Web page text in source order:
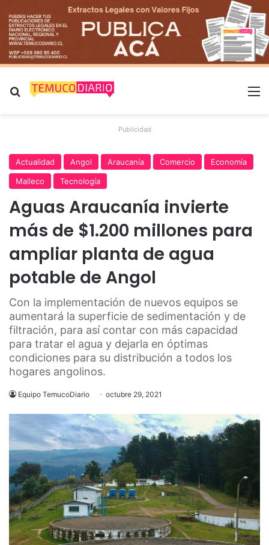
Buscar por
Publicidad
Actualidad Angol Araucanía Comercio
Economía
Malleco
Tecnología
Aguas Araucanía invierte
más de $1.200 millones para
ampliar planta de agua
potable de Angol
Con la implementación de nuevos equipos se
aumentará la superficie de sedimentación y de
filtración, para así contar con más capacidad
para tratar el agua y dejarla en óptimas
condiciones para su distribución a todos los
hogares angolinos.
Equipo TemucoDiario octubre 29, 2021